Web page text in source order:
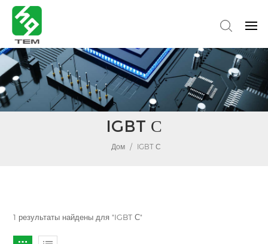
IGBT С
Дом / IGBT С
1 результаты найдены для "IGBT С"